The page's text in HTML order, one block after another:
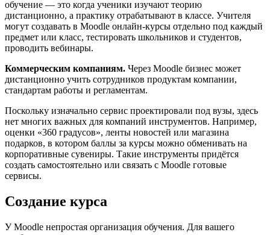
обучение — это когда ученики изучают теорию
дистанционно, а практику отрабатывают в классе. Учителя
могут создавать в Moodle онлайн-курсы отдельно под каждый
предмет или класс, тестировать школьников и студентов,
проводить вебинары.
Коммерческим компаниям. Через Moodle бизнес может
дистанционно учить сотрудников продуктам компании,
стандартам работы и регламентам.
Поскольку изначально сервис проектировали под вузы, здесь
нет многих важных для компаний инструментов. Например,
оценки «360 градусов», ленты новостей или магазина
подарков, в котором баллы за курсы можно обменивать на
корпоративные сувениры. Такие инструменты придётся
создать самостоятельно или связать с Moodle готовые
сервисы.
Создание курса
У Moodle непростая организация обучения. Для вашего